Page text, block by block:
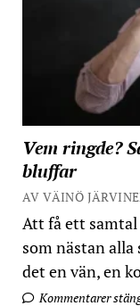
Vem ringde?
bluffar
AV VÄINÖ
Att få ett
som nästan alla
det en vän, en
Kommentarer